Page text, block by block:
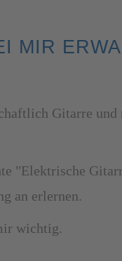
MIR
Gitarre
"Elektrische
an erlernen.
wichtig.